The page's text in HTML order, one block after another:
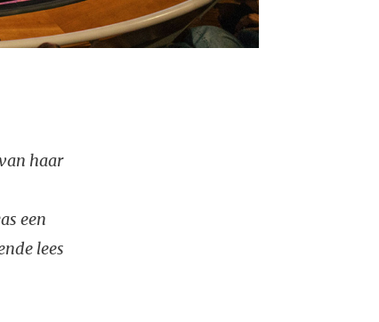
haar
een
lees